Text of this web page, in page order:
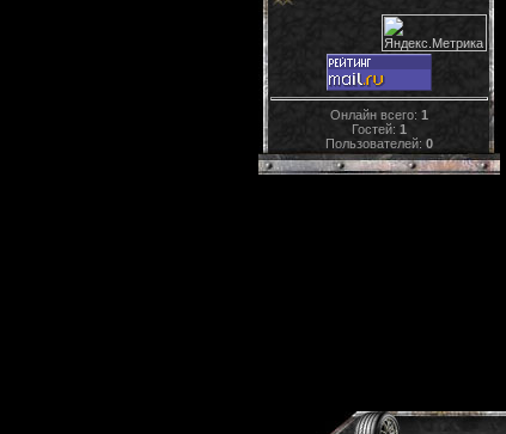
Онлайн всего: 1
Гостей: 1
Пользователей: 0